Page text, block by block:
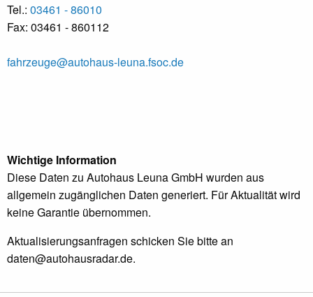
Tel.: 03461 - 86010
Fax: 03461 - 860112
fahrzeuge@autohaus-leuna.fsoc.de
Wichtige Information
Diese Daten zu Autohaus Leuna GmbH wurden aus
allgemein zugänglichen Daten generiert. Für Aktualität wird
keine Garantie übernommen.
Aktualisierungsanfragen schicken Sie bitte an
daten@autohausradar.de.